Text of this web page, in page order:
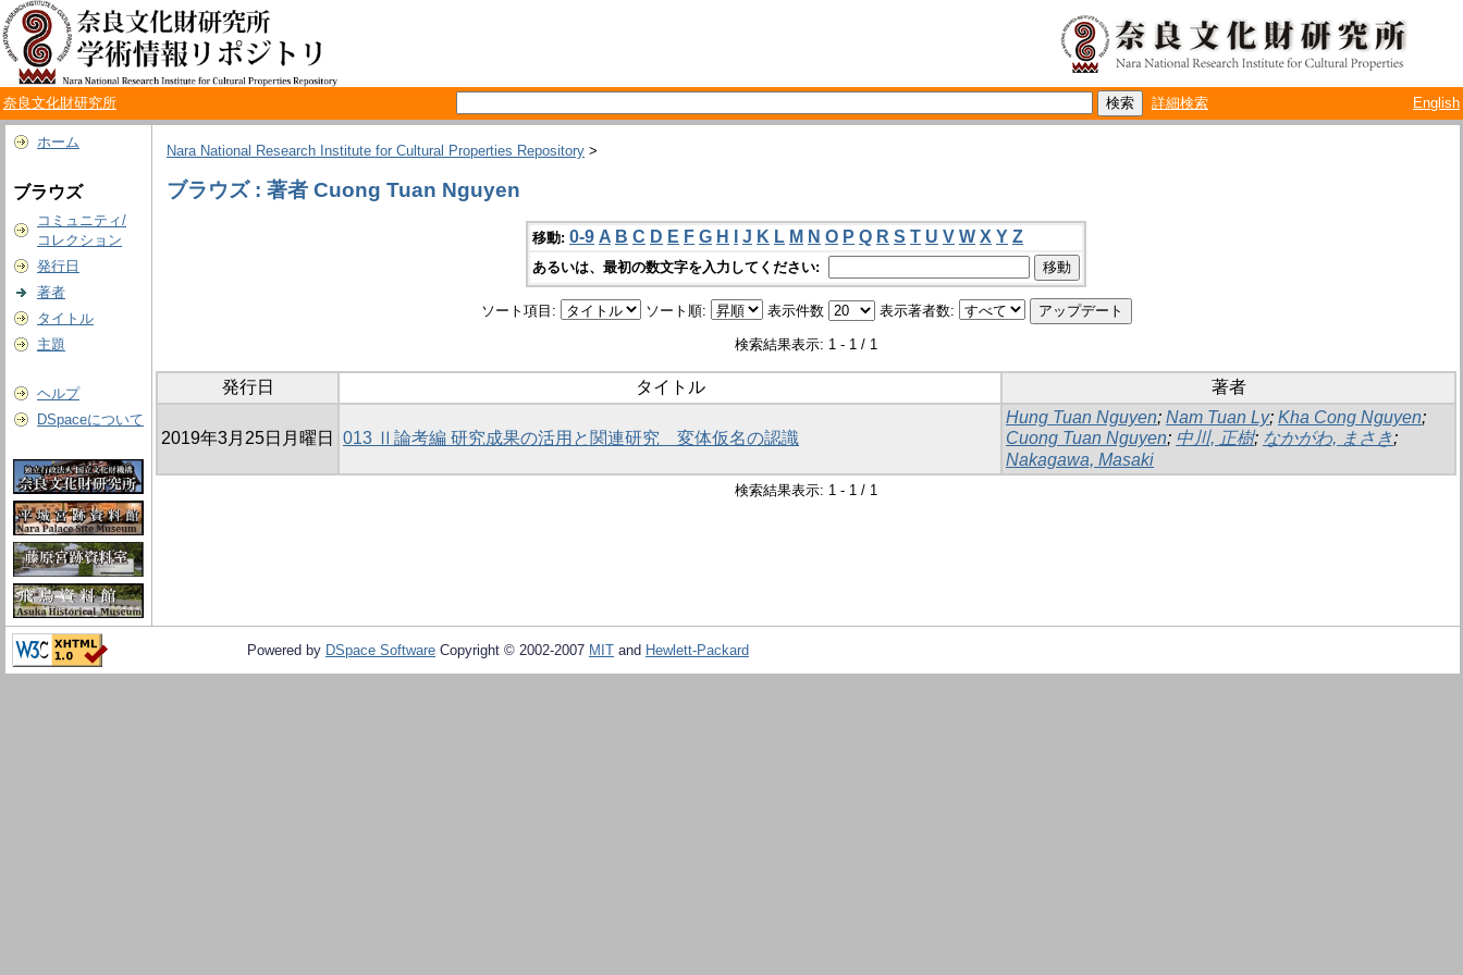
奈良文化財研究所 詳細検索 English
ホーム
ブラウズ
コミュニティ/
コレクション
発行日
著者
タイトル
主題
ヘルプ
DSpaceについて
Nara National Research Institute for Cultural Properties Repository >
ブラウズ : 著者 Cuong Tuan Nguyen
移動: 0-9 A B C D E F G H J K L M N O P Q R S T U V W X Y Z
あるいは、最初の数文字を入力してください:
ソート項目: ソート順: 表示件数 表示著者数:
検索結果表示: 1 - 1 / 1
発行日 タイトル 著者
2019年3月25日月曜日 013 Ⅱ論考編 研究成果の活用と関連研究 変体仮名の認識
Hung Tuan Nguyen; Nam Tuan Ly; Kha Cong Nguyen;
Cuong Tuan Nguyen; 中川, 正樹; なかがわ, まさき;
Nakagawa, Masaki
検索結果表示: 1 - 1 / 1
Powered by DSpace Software Copyright © 2002-2007 MIT and Hewlett-Packard